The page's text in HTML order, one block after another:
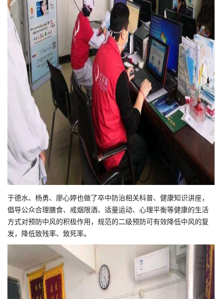
于德水、杨勇、廖心婷也做了卒中防治相关科普、健康知识讲座，
倡导公众合理膳食、戒烟限酒、适量运动、心理平衡等健康的生活
方式对预防中风的积极作用，规范的二级预防可有效降低中风的复
发，降低致残率、致死率。